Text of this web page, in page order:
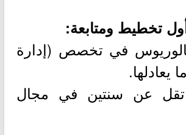
في تخصص (إدارة
يعادلها.
عن سنتين في مجال